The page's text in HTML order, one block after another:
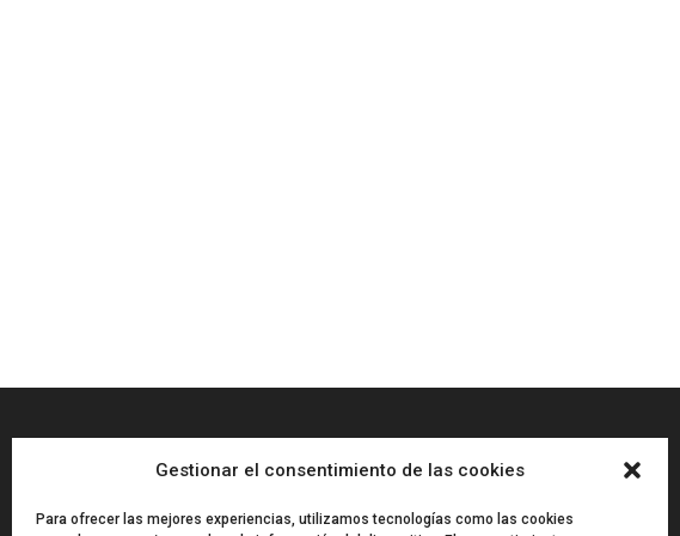
Gestionar el consentimiento de las cookies
Para ofrecer las mejores experiencias, utilizamos tecnologías como las cookies
beneficiaria del Fondo Europeo de